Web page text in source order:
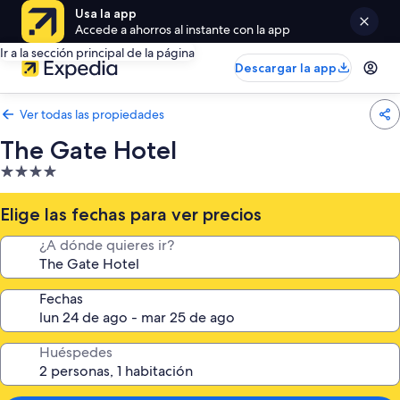
Usa la app
Accede a ahorros al instante con la app
Ir a la sección principal de la página
Descargar la app
Ver todas las propiedades
The Gate Hotel
Propiedad
de
4.0
estrellas
Elige las fechas para ver precios
¿A dónde quieres ir?
Fechas
Huéspedes